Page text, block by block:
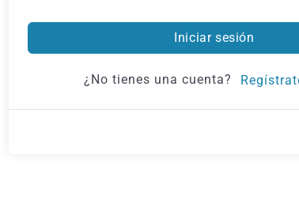
Iniciar sesión
¿No tienes una cuenta?